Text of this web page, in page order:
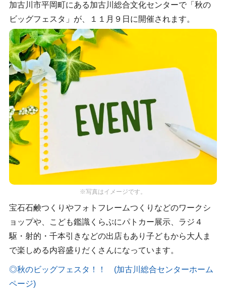
加古川市平岡町にある加古川総合文化センターで「秋の
ビッグフェスタ」が、１１月９日に開催されます。
※写真はイメージです。
宝石石鹸つくりやフォトフレームつくりなどのワークシ
ョップや、こども鑑識くらぶにパトカー展示、ラジ４
駆・射的・千本引きなどの出店もあり子どもから大人ま
で楽しめる内容盛りだくさんになっています。
◎秋のビッグフェスタ！！ (加古川総合センターホーム
ページ)